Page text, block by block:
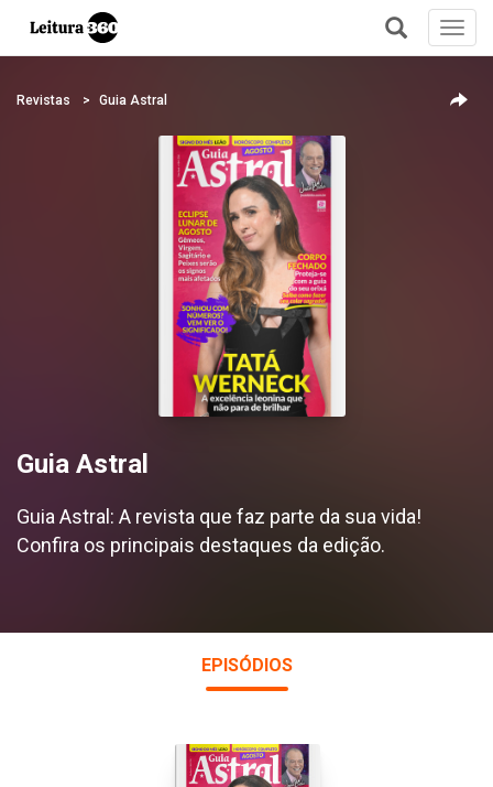
+
Revistas Guia Astral
Guia Astral
Guia Astral: A revista que faz parte da sua vida!
Confira os principais destaques da edição.
EPISÓDIOS